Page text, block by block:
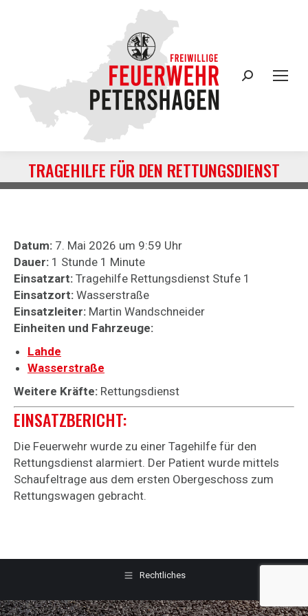
Search:
TRAGEHILFE FÜR DEN RETTUNGSDIENST
Sie befinden sich hier:
Datum: 7. Mai 2026 um 9:59 Uhr
Dauer: 1 Stunde 1 Minute
Einsatzart: Tragehilfe Rettungsdienst Stufe 1
Einsatzort: Wasserstraße
Einsatzleiter: Martin Wandschneider
Einheiten und Fahrzeuge:
Lahde
Wasserstraße
Weitere Kräfte: Rettungsdienst
EINSATZBERICHT:
Die Feuerwehr wurde zu einer Tagehilfe für den
Rettungsdienst alarmiert. Der Patient wurde mittels
Schaufeltrage aus dem ersten Obergeschoss zum
Rettungswagen gebracht.
Rechtliches